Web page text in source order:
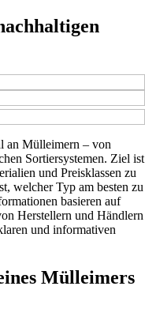
an Mülleimern – von
Sortiersystemen. Ziel ist
und Preisklassen zu
welcher Typ am besten zu
basieren auf
Herstellern und Händlern
und informativen
Mülleimers